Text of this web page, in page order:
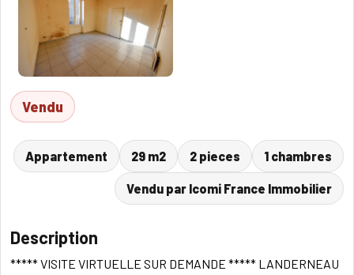
Vendu
Appartement 29 m2 2 pieces 1 chambres
Vendu par Icomi France Immobilier
Description
***** VISITE VIRTUELLE SUR DEMANDE ***** LANDERNEAU